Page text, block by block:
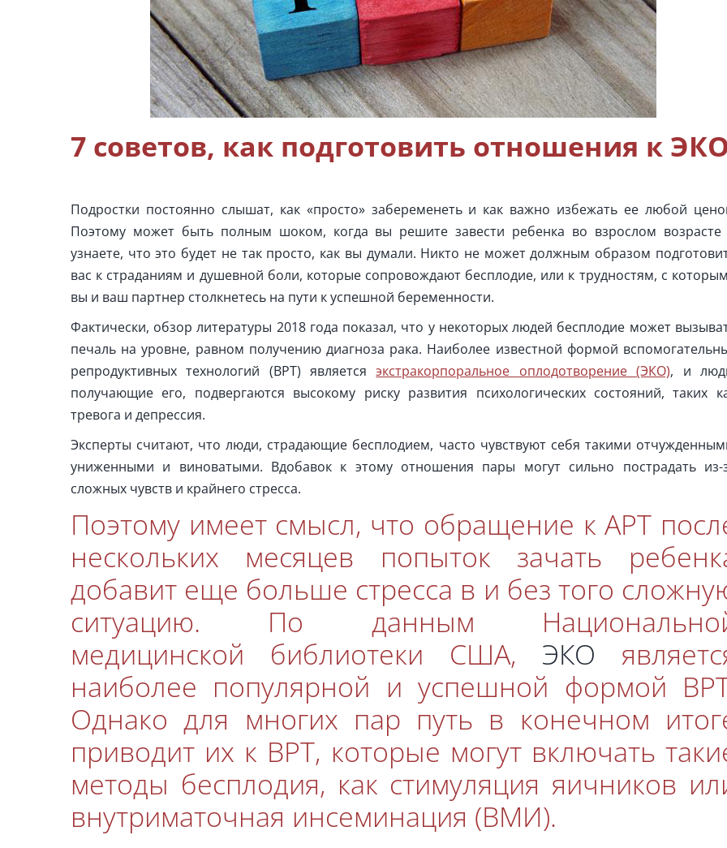
7 советов, как подготовить отношения к ЭКО
Подростки постоянно слышат, как «просто» забеременеть и как важно избежать ее любой
Поэтому может быть полным шоком, когда вы решите завести ребенка во взрослом возрасте
узнаете, что это будет не так просто, как вы думали. Никто не может должным образом
вас к страданиям и душевной боли, которые сопровождают бесплодие, или к трудностям, с
вы и ваш партнер столкнетесь на пути к успешной беременности.
Фактически, обзор литературы 2018 года показал, что у некоторых людей бесплодие может
печаль на уровне, равном получению диагноза рака. Наиболее известной формой
репродуктивных технологий (ВРТ) являетсяэкстракорпоральное оплодотворение (ЭКО), и
получающие его, подвергаются высокому риску развития психологических состояний, таких
тревога и депрессия.
Эксперты считают, что люди, страдающие бесплодием, часто чувствуют себя такими
униженными и виноватыми. Вдобавок к этому отношения пары могут сильно пострадать из-
сложных чувств и крайнего стресса.
Поэтому имеет смысл, что обращение к АРТ
нескольких месяцев попыток зачать
добавит еще больше стресса в и без того
ситуацию. По данным
медицинской библиотеки США, ЭКО
наиболее популярной и успешной формой
Однако для многих пар путь в конечном
приводит их к ВРТ, которые могут включать
методы бесплодия, как стимуляция яичников
внутриматочная инсеминация (ВМИ).